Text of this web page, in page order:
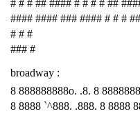
# # # ## #### # # # # ##
#### #### ### #### # # #
# # #
### #
broadway :
8 888888888o. .8. 8
8 8888 `^888. .888. 8 8888